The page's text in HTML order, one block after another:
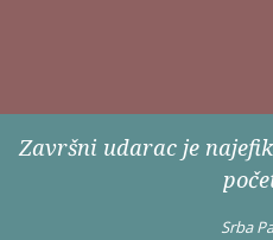
Završni udarac je
Srba